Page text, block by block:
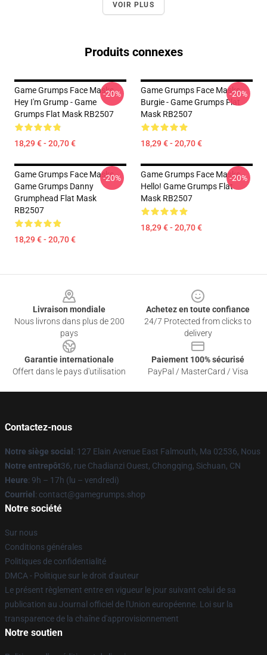
VOIR PLUS
Produits connexes
Game Grumps Face Masks -
Hey I'm Grump - Game
Grumps Flat Mask RB2507
18,29 € - 20,70 €
-20%
Game Grumps Face Masks -
Burgie - Game Grumps Flat
Mask RB2507
18,29 € - 20,70 €
-20%
Game Grumps Face Masks -
Game Grumps Danny
Grumphead Flat Mask
RB2507
18,29 € - 20,70 €
-20%
Game Grumps Face Masks -
Hello! Game Grumps Flat
Mask RB2507
18,29 € - 20,70 €
-20%
Livraison mondiale
Nous livrons dans plus de 200
pays
Achetez en toute confiance
24/7 Protected from clicks to
delivery
Garantie internationale
Offert dans le pays d'utilisation
Paiement 100% sécurisé
PayPal / MasterCard / Visa
Contactez-nous
Notre siège social : 127 Elain Avenue East Falmouth, Ma 02536, Nous
Notre entrepôt36, rue Chadianzi Ouest, Chongqing, Sichuan, CN
Heure: 9h – 17h (lu – vendredi)
Courriel : contact@gamegrumps.shop
Notre société
Sur nous
Conditions générales
Politiques de confidentialité
DMCA - Politique sur le droit d'auteur
Le présent règlement entre en vigueur le jour suivant celui de sa
publication au Journal officiel de l'Union européenne. Loi sur la
transparence de la chaîne d'approvisionnement
Notre soutien